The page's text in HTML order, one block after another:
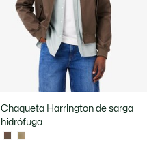
Chaqueta Harrington de sarga
hidrófuga